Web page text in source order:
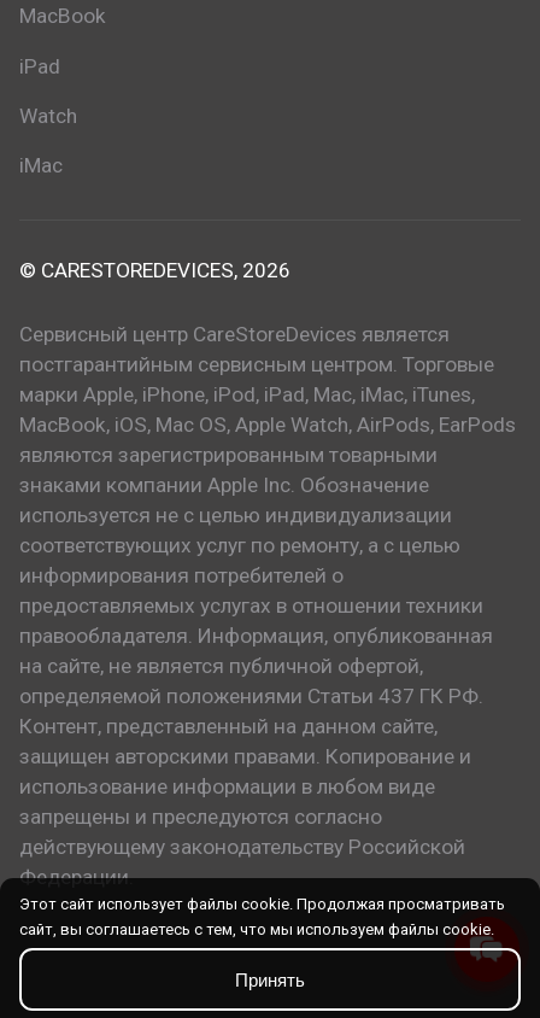
MacBook
iPad
Watch
iMac
© CARESTOREDEVICES, 2026
Сервисный центр CareStoreDevices является
постгарантийным сервисным центром. Торговые
марки Apple, iPhone, iPod, iPad, Mac, iMac, iTunes,
MacBook, iOS, Mac OS, Apple Watch, AirPods, EarPods
являются зарегистрированным товарными
знаками компании Apple Inc. Обозначение
используется не с целью индивидуализации
соответствующих услуг по ремонту, а с целью
информирования потребителей о
предоставляемых услугах в отношении техники
правообладателя. Информация, опубликованная
на сайте, не является публичной офертой,
определяемой положениями Статьи 437 ГК РФ.
Контент, представленный на данном сайте,
защищен авторскими правами. Копирование и
использование информации в любом виде
запрещены и преследуются согласно
действующему законодательству Российской
Федерации.
Этот сайт использует файлы cookie. Продолжая просматривать
сайт, вы соглашаетесь с тем, что мы используем файлы cookie.
Принять